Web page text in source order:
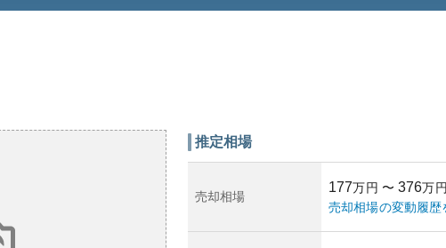
推定相場
売却相場
177万円 〜 376万
売却相場の変動履歴